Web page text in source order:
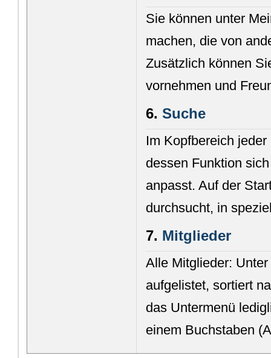
Sie können unter
machen, die von
Zusätzlich können
vornehmen und
6.Suche
Im Kopfbereich
dessen Funktion
anpasst. Auf der
durchsucht, in
7. Mitglieder
Alle Mitglieder:
aufgelistet, sortiert
das Untermenü
einem Buchstaben